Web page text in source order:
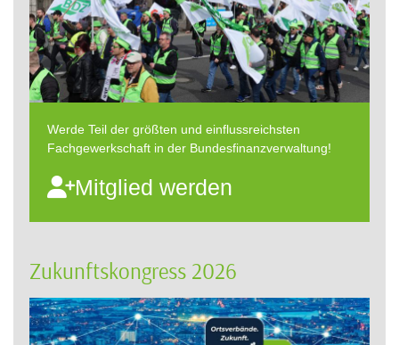
Werde Teil der größten und einflussreichsten
Fachgewerkschaft in der Bundesfinanzverwaltung!
Mitglied werden
Zukunftskongress 2026